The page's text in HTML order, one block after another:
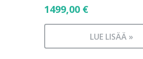
1499,00 €
LUE LISÄÄ »